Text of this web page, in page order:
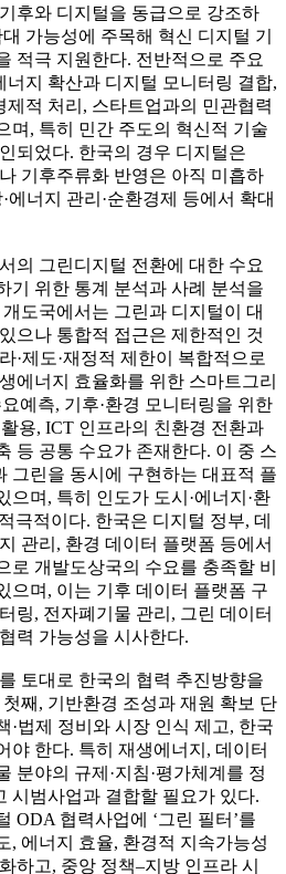
후와 디지털을 동급으로 강조하
가능성에 주목해 혁신 디지털 기
적극 지원한다. 전반적으로 주요
너지 확산과 디지털 모니터링 결합,
제적 처리, 스타트업과의 민관협력
며, 특히 민간 주도의 혁신적 기술
되었다. 한국의 경우 디지털은
기후주류화 반영은 아직 미흡하
에너지 관리·순환경제 등에서 확대
의 그린디지털 전환에 대한 수요
기 위한 통계 분석과 사례 분석을
도국에서는 그린과 디지털이 대
으나 통합적 접근은 제한적인 것
·제도·재정적 제한이 복합적으로
에너지 효율화를 위한 스마트그리
예측, 기후·환경 모니터링을 위한
용, ICT 인프라의 친환경 전환과
등 공통 수요가 존재한다. 이 중 스
그린을 동시에 구현하는 대표적 플
으며, 특히 인도가 도시·에너지·환
극적이다. 한국은 디지털 정부, 데
관리, 환경 데이터 플랫폼 등에서
로 개발도상국의 수요를 충족할 비
으며, 이는 기후 데이터 플랫폼 구
링, 전자폐기물 관리, 그린 데이터
력 가능성을 시사한다.
토대로 한국의 협력 추진방향을
째, 기반환경 조성과 재원 확보 단
·법제 정비와 시장 인식 제고, 한국
야 한다. 특히 재생에너지, 데이터
분야의 규제·지침·평가체계를 정
시범사업과 결합할 필요가 있다.
ODA 협력사업에 ‘그린 필터’를
, 에너지 효율, 환경적 지속가능성
하고, 중앙 정책–지방 인프라 시